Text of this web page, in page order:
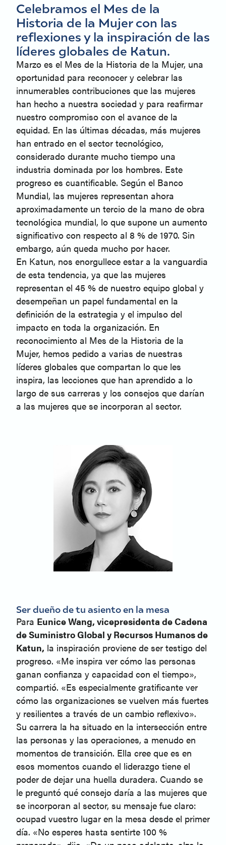
Celebramos el Mes de la
Historia de la Mujer con las
reflexiones y la inspiración de las
líderes globales de Katun.
Marzo es el Mes de la Historia de la Mujer, una
oportunidad para reconocer y celebrar las
innumerables contribuciones que las mujeres
han hecho a nuestra sociedad y para reafirmar
nuestro compromiso con el avance de la
equidad. En las últimas décadas, más mujeres
han entrado en el sector tecnológico,
considerado durante mucho tiempo una
industria dominada por los hombres. Este
progreso es cuantificable. Según el Banco
Mundial, las mujeres representan ahora
aproximadamente un tercio de la mano de obra
tecnológica mundial, lo que supone un aumento
significativo con respecto al 8 % de 1970. Sin
embargo, aún queda mucho por hacer.
En Katun, nos enorgullece estar a la vanguardia
de esta tendencia, ya que las mujeres
representan el 45 % de nuestro equipo global y
desempeñan un papel fundamental en la
definición de la estrategia y el impulso del
impacto en toda la organización. En
reconocimiento al Mes de la Historia de la
Mujer, hemos pedido a varias de nuestras
líderes globales que compartan lo que les
inspira, las lecciones que han aprendido a lo
largo de sus carreras y los consejos que darían
a las mujeres que se incorporan al sector.
Ser dueño de tu asiento en la mesa
Para Eunice Wang, vicepresidenta de Cadena
de Suministro Global y Recursos Humanos de
Katun, la inspiración proviene de ser testigo del
progreso. «Me inspira ver cómo las personas
ganan confianza y capacidad con el tiempo»,
compartió. «Es especialmente gratificante ver
cómo las organizaciones se vuelven más fuertes
y resilientes a través de un cambio reflexivo».
Su carrera la ha situado en la intersección entre
las personas y las operaciones, a menudo en
momentos de transición. Ella cree que es en
esos momentos cuando el liderazgo tiene el
poder de dejar una huella duradera. Cuando se
le preguntó qué consejo daría a las mujeres que
se incorporan al sector, su mensaje fue claro:
ocupad vuestro lugar en la mesa desde el primer
día. «No esperes hasta sentirte 100 %